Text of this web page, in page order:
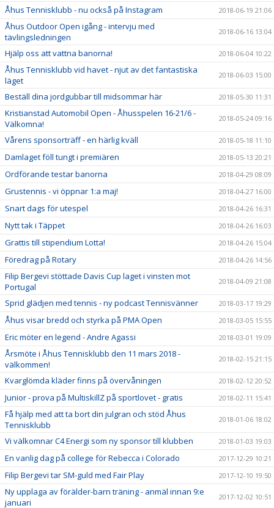
Åhus Tennisklubb - nu också på Instagram 2018-06-19 21:06
Åhus Outdoor Open igång - intervju med
tävlingsledningen
2018-06-16 13:04
Hjälp oss att vattna banorna! 2018-06-04 10:22
Åhus Tennisklubb vid havet - njut av det fantastiska
läget
2018-06-03 15:00
Beställ dina jordgubbar till midsommar här 2018-05-30 11:31
Kristianstad Automobil Open - Åhusspelen 16-21/6 -
Välkomna!
2018-05-24 09:16
Vårens sponsorträff - en härlig kväll 2018-05-18 11:10
Damlaget föll tungt i premiären 2018-05-13 20:21
Ordförande testar banorna 2018-04-29 08:09
Grustennis - vi öppnar 1:a maj! 2018-04-27 16:00
Snart dags för utespel 2018-04-26 16:31
Nytt tak i Täppet 2018-04-26 16:03
Grattis till stipendium Lotta! 2018-04-26 15:04
Föredrag på Rotary 2018-04-26 14:56
Filip Bergevi stöttade Davis Cup laget i vinsten mot
Portugal
2018-04-09 21:08
Sprid glädjen med tennis - ny podcast Tennisvänner 2018-03-17 19:29
Åhus visar bredd och styrka på PMA Open 2018-03-05 15:55
Eric möter en legend - Andre Agassi 2018-03-01 19:09
Årsmöte i Åhus Tennisklubb den 11 mars 2018 -
välkommen!
2018-02-15 21:15
Kvarglömda kläder finns på övervåningen 2018-02-12 20:52
Junior - prova på MultiskillZ på sportlovet - gratis 2018-02-11 15:41
Få hjälp med att ta bort din julgran och stöd Åhus
Tennisklubb
2018-01-06 18:02
Vi välkomnar C4 Energi som ny sponsor till klubben 2018-01-03 19:03
En vanlig dag på college för Rebecca i Colorado 2017-12-29 10:21
Filip Bergevi tar SM-guld med Fair Play 2017-12-10 19:50
Ny upplaga av förälder-barn träning - anmäl innan 9:e
januari
2017-12-02 10:51